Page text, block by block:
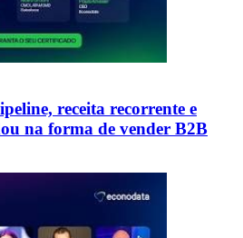
receita recorrente e
na forma de vender B2B